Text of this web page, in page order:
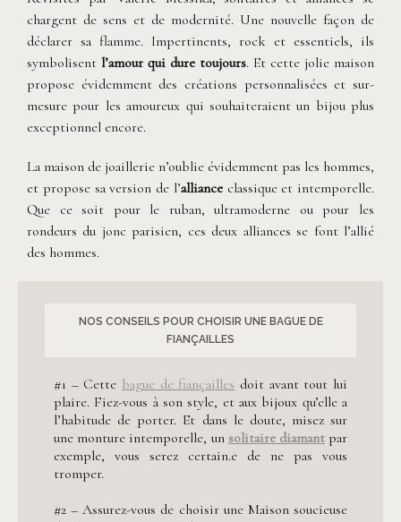
chargent de sens et de modernité. Une nouvelle façon de
déclarer sa flamme. Impertinents, rock et essentiels, ils
symbolisent l’amour qui dure toujours. Et cette jolie maison
propose évidemment des créations personnalisées et sur-
mesure pour les amoureux qui souhaiteraient un bijou plus
exceptionnel encore.
La maison de joaillerie n’oublie évidemment pas les hommes,
et propose sa version de l’allianceclassique et intemporelle.
Que ce soit pour le ruban, ultramoderne ou pour les
rondeurs du jonc parisien, ces deux alliances se font l’allié
des hommes.
NOS CONSEILS POUR CHOISIR UNE BAGUE DE
FIANÇAILLES
#1 – Cette bague de fiançailles doit avant tout lui
plaire. Fiez-vous à son style, et aux bijoux qu’elle a
l’habitude de porter. Et dans le doute, misez sur
une monture intemporelle, un solitaire diamantpar
exemple, vous serez certain.e de ne pas vous
tromper.
#2 – Assurez-vous de choisir une Maison soucieuse